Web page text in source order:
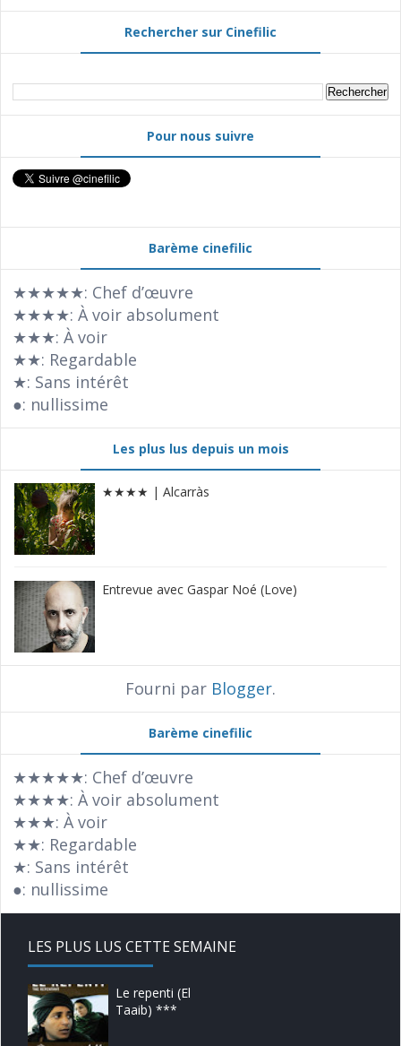
Rechercher sur Cinefilic
Pour nous suivre
Barème cinefilic
★★★★★: Chef d’œuvre
★★★★: À voir absolument
★★★: À voir
★★: Regardable
★: Sans intérêt
●: nullissime
Les plus lus depuis un mois
★★★★ | Alcarràs
Entrevue avec Gaspar Noé (Love)
Fourni par Blogger.
Barème cinefilic
★★★★★: Chef d’œuvre
★★★★: À voir absolument
★★★: À voir
★★: Regardable
★: Sans intérêt
●: nullissime
LES PLUS LUS CETTE SEMAINE
Le repenti (El
Taaib) ***